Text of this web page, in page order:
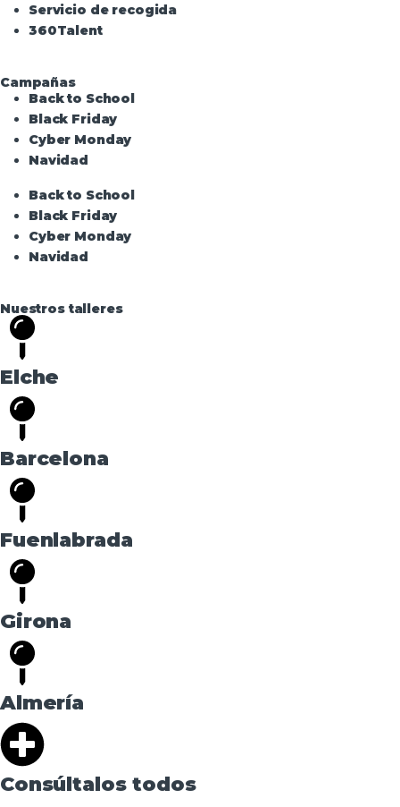
Servicio de recogida
360Talent
Campañas
Back to School
Black Friday
Cyber Monday
Navidad
Back to School
Black Friday
Cyber Monday
Navidad
Nuestros talleres
Elche
Barcelona
Fuenlabrada
Girona
Almería
Consúltalos todos